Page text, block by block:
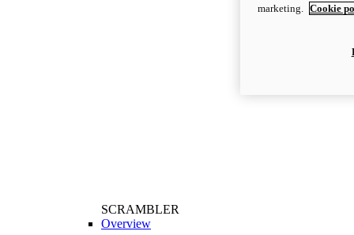
SCRAMBLER
Overview
marketing.
Cookie